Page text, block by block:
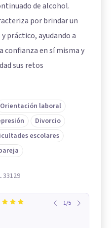
de alcohol.
por brindar un
práctico, ayudando a
confianza en sí misma y
sus retos
Orientación laboral
Divorcio
escolares
33129
1/5